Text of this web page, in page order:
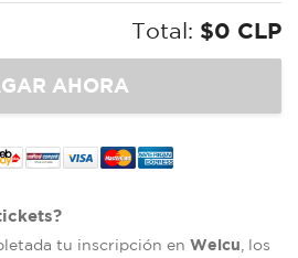
Total: $0 CLP
tu inscripción en Welcu , los